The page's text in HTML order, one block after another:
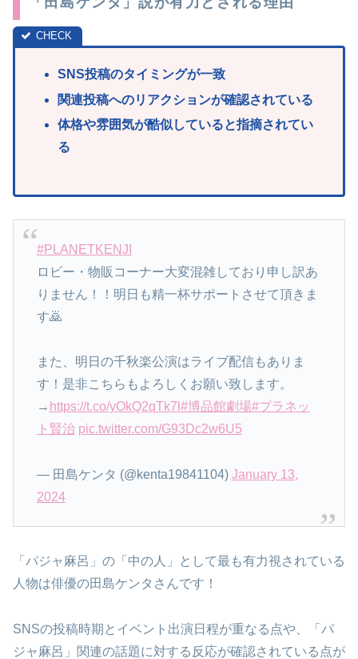
SNS投稿のタイミングが一致
関連投稿へのリアクションが確認されている
体格や雰囲気が酷似していると指摘されてい
る
#PLANETKENJI
ロビー・物販コーナー大変混雑しており申し訳あ
りません！！明日も精一杯サポートさせて頂きま
す🙇
また、明日の千秋楽公演はライブ配信もありま
す！是非こちらもよろしくお願い致します。
→ https://t.co/yOkQ2qTk7l #博品館劇場#プラネッ
ト賢治 pic.twitter.com/G93Dc2w6U5
— 田島ケンタ (@kenta19841104) January 13,
2024
「パジャ麻呂」の「中の人」として最も有力視されている
人物は俳優の田島ケンタさんです！
SNSの投稿時期とイベント出演日程が重なる点や、「パ
ジャ麻呂」関連の話題に対する反応が確認されている点が